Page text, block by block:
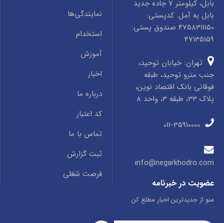
بابل، کیلومتر 7 جاده جدید
بابل به آمل. کدپستی:
4758311150 صندوق پستی:
47135159
تهران: خیابان توحید،
جنب مترو توحید، طبقه
فوقانی بانک اقتصاد نوین،
پلاک 33، طبقه 3، واحد 8
info@negarkhodro.com
نمایندگی‌ها
استخدام
آموزش
اخبار
درباره ما
کد اعتبار
تماس با ما
ثبت گزارش
فرصت شغلی
عضویت در خبرنامه
منو از جدیدترین اخبار مطلع کن